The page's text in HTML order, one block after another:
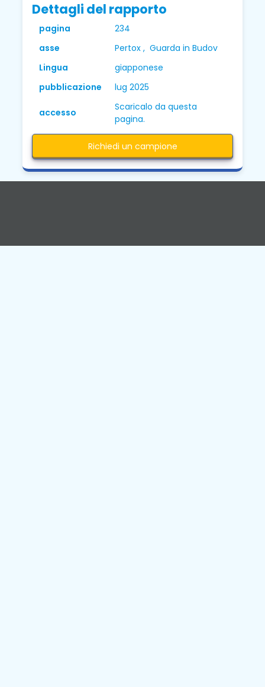
Dettagli del rapporto
pagina
234
asse
Pertox , Guarda in Budov
Lingua
giapponese
pubblicazione
lug 2025
accesso
Scaricalo da questa
pagina.
Richiedi un campione